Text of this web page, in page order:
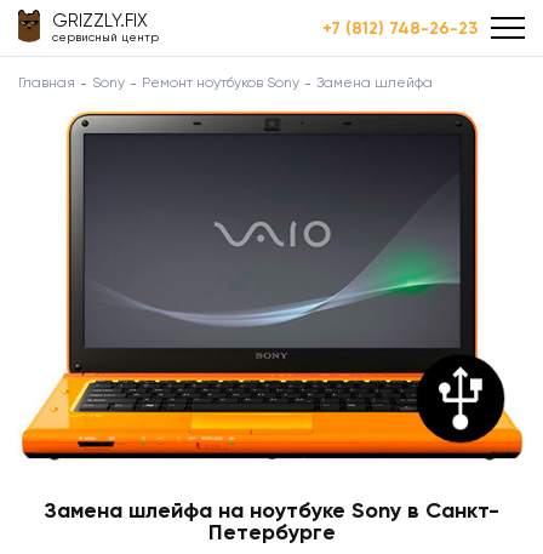
GRIZZLY.FIX
сервисный центр +7 (812) 748-26-23
Главная Sony Ремонт ноутбуков Sony Замена шлейфа
Замена шлейфа на ноутбуке Sony в Санкт-
Петербурге